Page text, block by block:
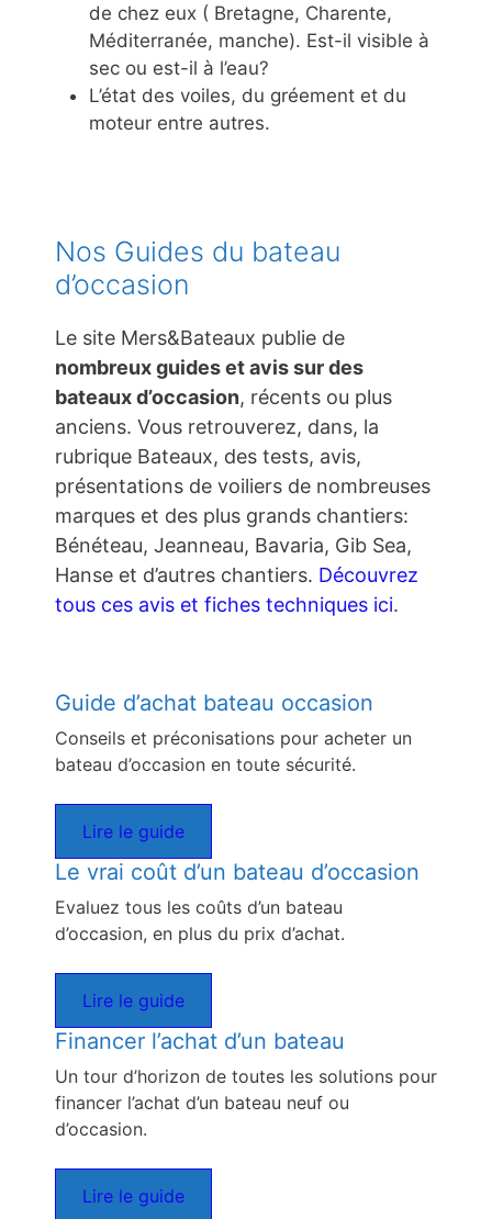
de chez eux ( Bretagne, Charente,
Méditerranée, manche). Est-il visible à
sec ou est-il à l’eau?
L’état des voiles, du gréement et du
moteur entre autres.
Nos Guides du bateau
d’occasion
Le site Mers&Bateaux publie de
nombreux guides et avis sur des
bateaux d’occasion, récents ou plus
anciens. Vous retrouverez, dans, la
rubrique Bateaux, des tests, avis,
présentations de voiliers de nombreuses
marques et des plus grands chantiers:
Bénéteau, Jeanneau, Bavaria, Gib Sea,
Hanse et d’autres chantiers. Découvrez
tous ces avis et fiches techniques ici.
Guide d’achat bateau occasion
Conseils et préconisations pour acheter un
bateau d’occasion en toute sécurité.
Lire le guide
Le vrai coût d’un bateau d’occasion
Evaluez tous les coûts d’un bateau
d’occasion, en plus du prix d’achat.
Lire le guide
Financer l’achat d’un bateau
Un tour d’horizon de toutes les solutions pour
financer l’achat d’un bateau neuf ou
d’occasion.
Lire le guide